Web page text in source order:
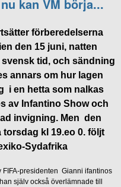
kan VM börja...
förberedelserna
den 15 juni, natten
svensk tid, och sändning
annars om hur lagen
i en hetta som nalkas
av Infantino Show och
invigning. Men den
kl 19.eo 0. följt
Sydafrika
presidenten Gianni ifantinos
själv också överlämnade till